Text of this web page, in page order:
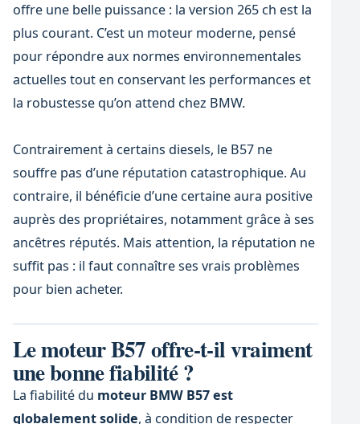
offre une belle puissance : la version 265 ch est la
plus courant. C’est un moteur moderne, pensé
pour répondre aux normes environnementales
actuelles tout en conservant les performances et
la robustesse qu’on attend chez BMW.
Contrairement à certains diesels, le B57 ne
souffre pas d’une réputation catastrophique. Au
contraire, il bénéficie d’une certaine aura positive
auprès des propriétaires, notamment grâce à ses
ancêtres réputés. Mais attention, la réputation ne
suffit pas : il faut connaître ses vrais problèmes
pour bien acheter.
Le moteur B57 offre-t-il vraiment
une bonne fiabilité ?
La fiabilité du moteur BMW B57 est
globalement solide, à condition de respecter